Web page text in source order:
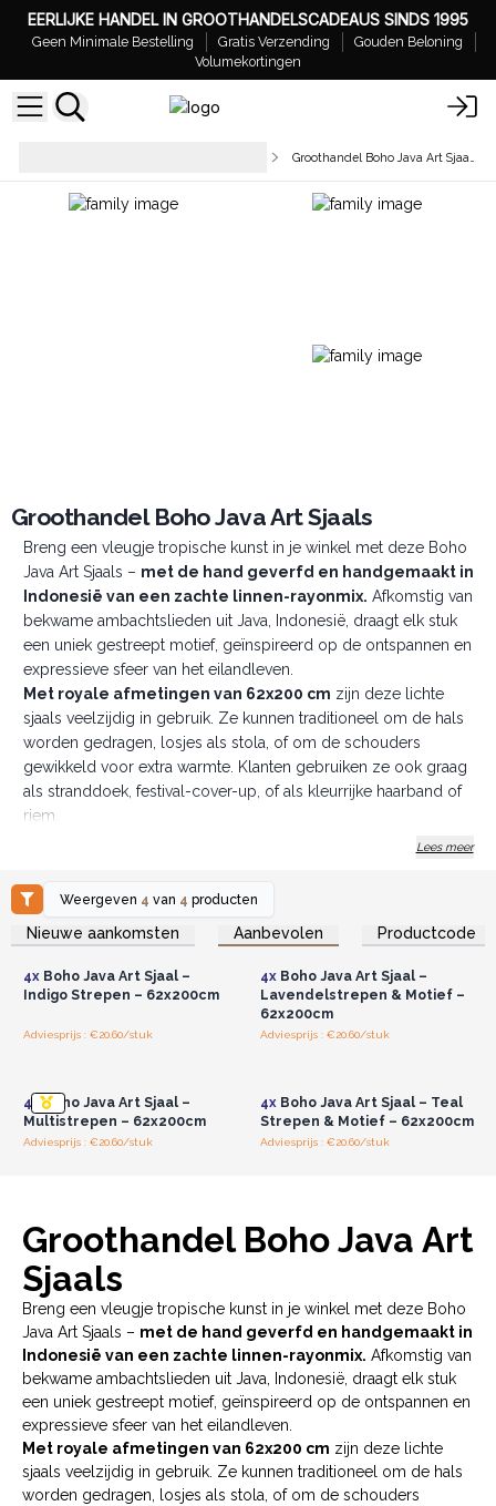
EERLIJKE HANDEL IN GROOTHANDELSCADEAUS SINDS 1995
Geen Minimale Bestelling Gratis Verzending
Gouden Beloning
Volumekortingen
Groothandel Boho Java Art Sjaals
Breng een vleugje tropische kunst in je winkel met deze Boho
Java Art Sjaals – met de hand geverfd en handgemaakt in
Indonesië van een zachte linnen-rayonmix. Afkomstig van
bekwame ambachtslieden uit Java, Indonesië, draagt elk stuk
een uniek gestreept motief, geïnspireerd op de ontspannen en
expressieve sfeer van het eilandleven.
Met royale afmetingen van 62x200 cm zijn deze lichte
sjaals veelzijdig in gebruik. Ze kunnen traditioneel om de hals
worden gedragen, losjes als stola, of om de schouders
gewikkeld voor extra warmte. Klanten gebruiken ze ook graag
als stranddoek, festival-cover-up, of als kleurrijke haarband of
riem.
Verkrijgbaar in opvallende tinten zoals indigo, multistrepen,
levendig genoeg voor de zomer, en behaaglijk voor de
koelere maanden. Omdat elke batch met de hand wordt
gemaakt, zorgen subtiele variaties in kleur en patroon voor
De sjaals worden geleverd in sets van vier per kleur – een
gemakkelijke en compacte manier voor retailers om
ambachtelijke flair toe te voegen aan hun assortiment, vooral in
verhaal, ziel en handgemaakt karakter.
Lees meer
Weergeven 4 van 4 producten
Nieuwe aankomsten Aanbevolen Productcode
Log in of registreer u voor
groothandelsprijzen.
4xBoho Java Art Sjaal –
Indigo Strepen – 62x200cm
Adviesprijs : €20.60/stuk
Log in of registreer u voor
groothandelsprijzen.
4xBoho Java Art Sjaal –
Lavendelstrepen & Motief –
62x200cm
Adviesprijs : €20.60/stuk
4x Boho Java Art Sjaal –
Multistrepen – 62x200cm
Adviesprijs : €20.60/stuk
4xBoho Java Art Sjaal – Teal
Strepen & Motief – 62x200cm
Adviesprijs : €20.60/stuk
Groothandel Boho Java Art
Sjaals
Breng een vleugje tropische kunst in je winkel met deze Boho
Java Art Sjaals – met de hand geverfd en handgemaakt in
Indonesië van een zachte linnen-rayonmix. Afkomstig van
bekwame ambachtslieden uit Java, Indonesië, draagt elk stuk
een uniek gestreept motief, geïnspireerd op de ontspannen en
expressieve sfeer van het eilandleven.
Met royale afmetingen van 62x200 cm zijn deze lichte
sjaals veelzijdig in gebruik. Ze kunnen traditioneel om de hals
worden gedragen, losjes als stola, of om de schouders